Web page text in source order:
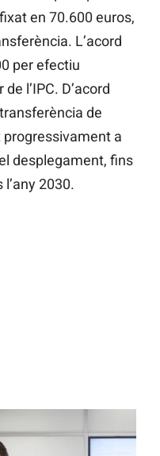
en 70.600 euros,
L’acord
per efectiu
l’IPC. D’acord
de
progressivament a
desplegament, fins
2030.